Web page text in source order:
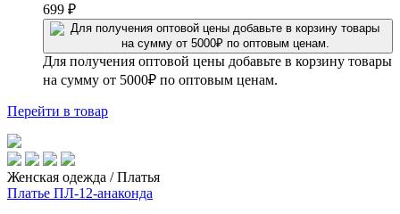
699 ₽
Для получения оптовой цены добавьте в корзину товары
на сумму от 5000₽ по оптовым ценам.
Перейти в товар
Женская одежда / Платья
Платье ПЛ-12-анаконда